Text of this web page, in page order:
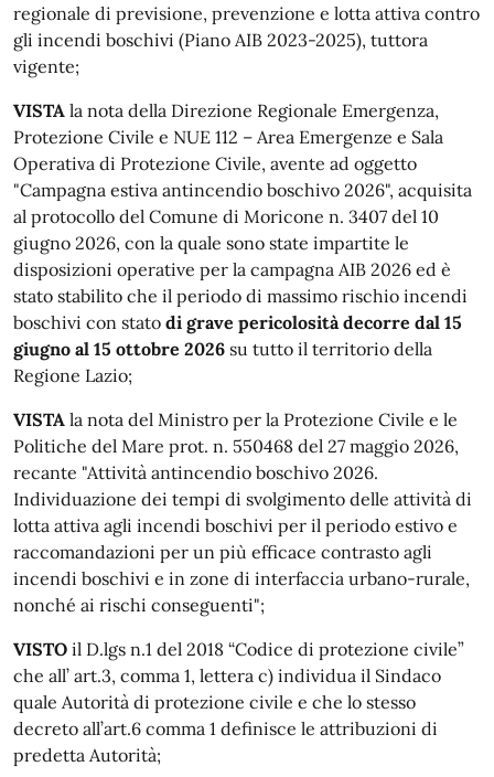
regionale di previsione, prevenzione e lotta attiva contro
gli incendi boschivi (Piano AIB 2023-2025), tuttora
vigente;
VISTA la nota della Direzione Regionale Emergenza,
Protezione Civile e NUE 112 – Area Emergenze e Sala
Operativa di Protezione Civile, avente ad oggetto
"Campagna estiva antincendio boschivo 2026", acquisita
al protocollo del Comune di Moricone n. 3407 del 10
giugno 2026, con la quale sono state impartite le
disposizioni operative per la campagna AIB 2026 ed è
stato stabilito che il periodo di massimo rischio incendi
boschivi con stato di grave pericolosità decorre dal 15
giugno al 15 ottobre 2026 su tutto il territorio della
Regione Lazio;
VISTA la nota del Ministro per la Protezione Civile e le
Politiche del Mare prot. n. 550468 del 27 maggio 2026,
recante "Attività antincendio boschivo 2026.
Individuazione dei tempi di svolgimento delle attività di
lotta attiva agli incendi boschivi per il periodo estivo e
raccomandazioni per un più efficace contrasto agli
incendi boschivi e in zone di interfaccia urbano-rurale,
nonché ai rischi conseguenti";
VISTO il D.lgs n.1 del 2018 “Codice di protezione civile”
che all’ art.3, comma 1, lettera c) individua il Sindaco
quale Autorità di protezione civile e che lo stesso
decreto all’art.6 comma 1 definisce le attribuzioni di
predetta Autorità;